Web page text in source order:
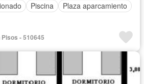
Piscina
Plaza aparcamiento
- 510645